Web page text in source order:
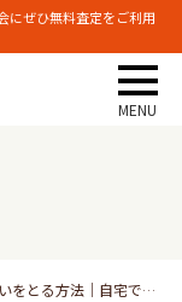
にぜひ無料査定をご利用
｜自宅で簡単にできる5つの方法を紹介！